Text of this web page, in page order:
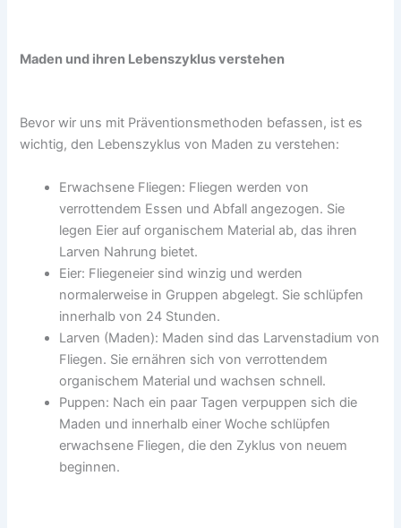
Maden und ihren Lebenszyklus verstehen
Bevor wir uns mit Präventionsmethoden befassen, ist es
wichtig, den Lebenszyklus von Maden zu verstehen:
Erwachsene Fliegen: Fliegen werden von
verrottendem Essen und Abfall angezogen. Sie
legen Eier auf organischem Material ab, das ihren
Larven Nahrung bietet.
Eier: Fliegeneier sind winzig und werden
normalerweise in Gruppen abgelegt. Sie schlüpfen
innerhalb von 24 Stunden.
Larven (Maden): Maden sind das Larvenstadium von
Fliegen. Sie ernähren sich von verrottendem
organischem Material und wachsen schnell.
Puppen: Nach ein paar Tagen verpuppen sich die
Maden und innerhalb einer Woche schlüpfen
erwachsene Fliegen, die den Zyklus von neuem
beginnen.